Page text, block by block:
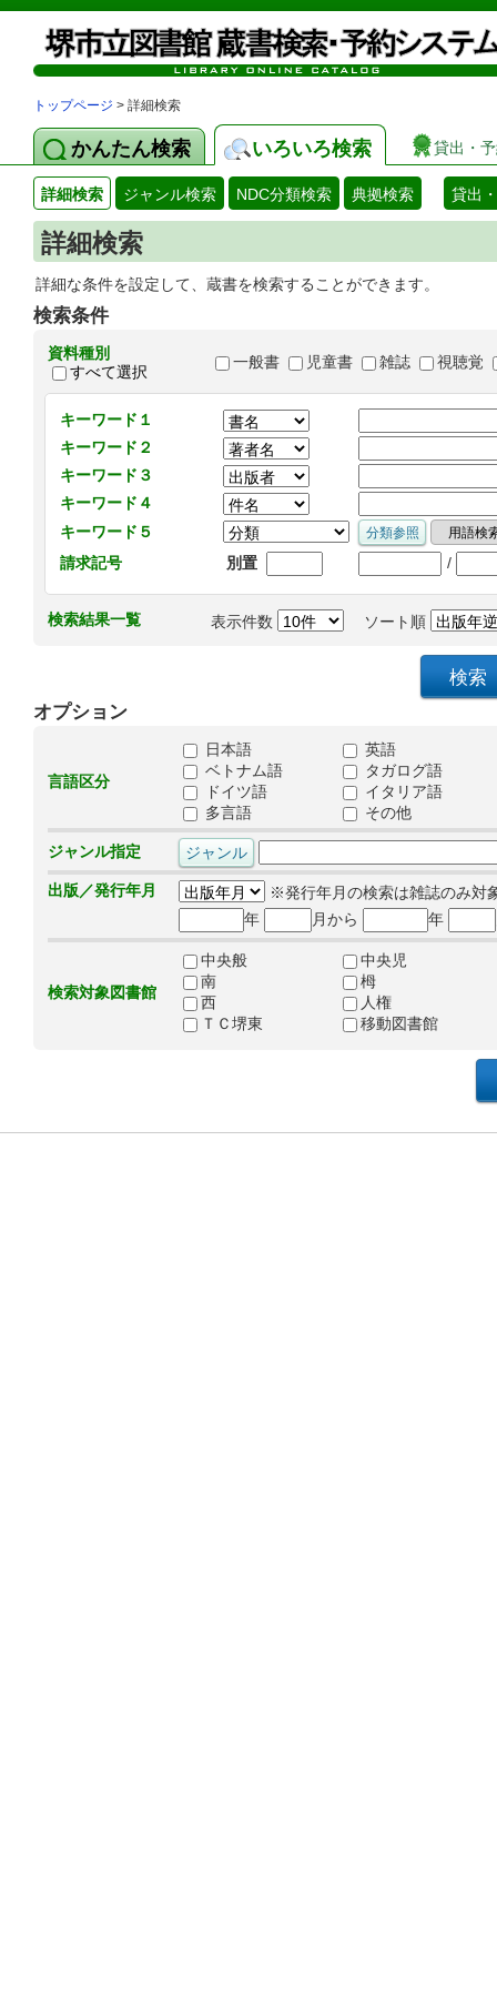
トップページ > 詳細検索
かんたん検索 いろいろ検索 貸出・
詳細検索 ジャンル検索 NDC分類検索 典拠検索 貸出
詳細検索
詳細な条件を設定して、蔵書を検索することができます。
検索条件
資料種別
すべて選択
一般書 児童書 雑誌 視聴覚
キーワード１
キーワード２
キーワード３
キーワード４
キーワード５
請求記号
別置 /
検索結果一覧 表示件数 ソート順
オプション
言語区分
日本語
英語
ベトナム語
タガログ語
ドイツ語
イタリア語
多言語
その他
ジャンル指定
出版／発行年月
※発行年月の検索は雑誌のみ対
年
月から 年
検索対象図書館
中央般
中央児
南
栂
西
人権
ＴＣ堺東
移動図書館